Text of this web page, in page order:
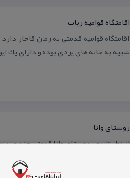
اقامتگاه قوامیه ریاب
اقامتگاه قوامیه قدمتی به زمان قاجار
شبیه به خانه های یزدی بوده و دارای یك
روستای وانا
از نظر تاریخی روستای وانا قدمتی چند صد